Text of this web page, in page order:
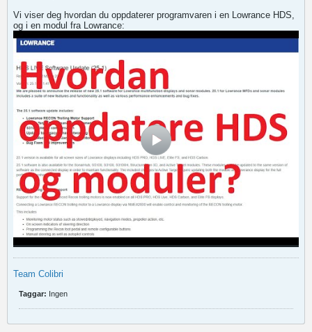
Vi viser deg hvordan du oppdaterer programvaren i en Lowrance HDS,
og i en modul fra Lowrance:
Team Colibri
Taggar: Ingen